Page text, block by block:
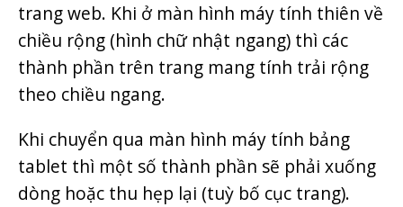
trang web. Khi ở màn hình máy tính thiên về
chiều rộng (hình chữ nhật ngang) thì các
thành phần trên trang mang tính trải rộng
theo chiều ngang.
Khi chuyển qua màn hình máy tính bảng
tablet thì một số thành phần sẽ phải xuống
dòng hoặc thu hẹp lại (tuỳ bố cục trang).